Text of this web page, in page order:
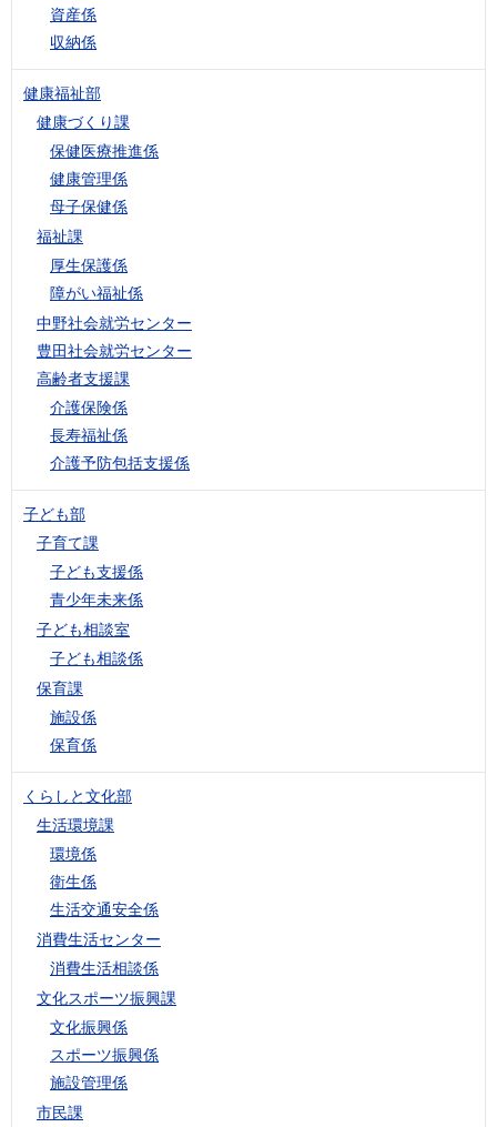
資産係
収納係
健康福祉部
健康づくり課
保健医療推進係
健康管理係
母子保健係
福祉課
厚生保護係
障がい福祉係
中野社会就労センター
豊田社会就労センター
高齢者支援課
介護保険係
長寿福祉係
介護予防包括支援係
子ども部
子育て課
子ども支援係
青少年未来係
子ども相談室
子ども相談係
保育課
施設係
保育係
くらしと文化部
生活環境課
環境係
衛生係
生活交通安全係
消費生活センター
消費生活相談係
文化スポーツ振興課
文化振興係
スポーツ振興係
施設管理係
市民課